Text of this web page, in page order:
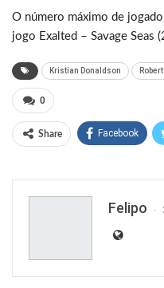
O número máximo de
jogo Exalted – Savage Seas
Kristian Donaldson
0
Share Facebook
Email
Felipo